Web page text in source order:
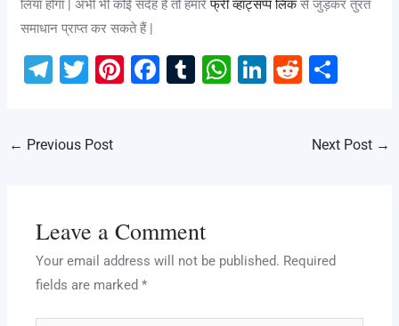
लिया होगा | अभी भी कोई संदेह है तो हमारेफ्री व्हाट्सप्प लिंकसे जुड़कर तुरंत
समाधान प्राप्त कर सकते हैं |
T
gr
T
er
Pi F
o
k
T
W Li
R
di e
← Previous Post Next Post →
Leave a Comment
Your email address will not be published. Required
fields are marked*